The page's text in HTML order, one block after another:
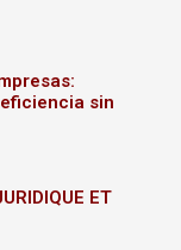
sin
ET